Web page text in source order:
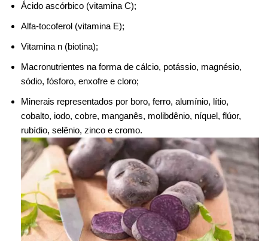
Ácido ascórbico (vitamina C);
Alfa-tocoferol (vitamina E);
Vitamina n (biotina);
Macronutrientes na forma de cálcio, potássio, magnésio,
sódio, fósforo, enxofre e cloro;
Minerais representados por boro, ferro, alumínio, lítio,
cobalto, iodo, cobre, manganês, molibdênio, níquel, flúor,
rubídio, selênio, zinco e cromo.